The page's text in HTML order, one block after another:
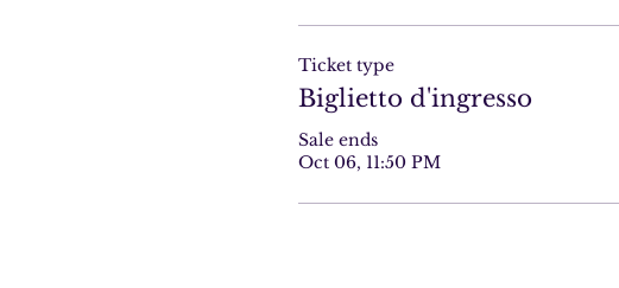
Ticket type
Biglietto d'ingresso
Sale ends
Oct 06, 11:50 PM